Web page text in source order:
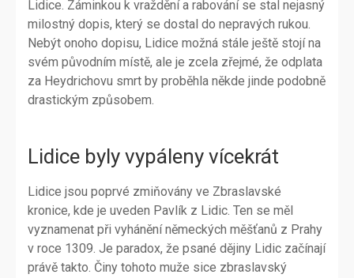
Lidice. Záminkou k vraždění a rabování se stal nejasný
milostný dopis, který se dostal do nepravých rukou.
Nebýt onoho dopisu, Lidice možná stále ještě stojí na
svém původním místě, ale je zcela zřejmé, že odplata
za Heydrichovu smrt by proběhla někde jinde podobně
drastickým způsobem.
Lidice byly vypáleny vícekrát
Lidice jsou poprvé zmiňovány ve Zbraslavské
kronice, kde je uveden Pavlík z Lidic. Ten se měl
vyznamenat při vyhánění německých měšťanů z Prahy
v roce 1309. Je paradox, že psané dějiny Lidic začínají
právě takto. Činy tohoto muže sice zbraslavský